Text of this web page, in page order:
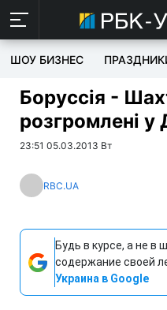
ШОУ БИЗНЕС
Боруссія -
розгромлені у
23:51 05.03.2013 Вт
RBC.UA
Будь в курсе, а не в
содержание своей
Украина в Google